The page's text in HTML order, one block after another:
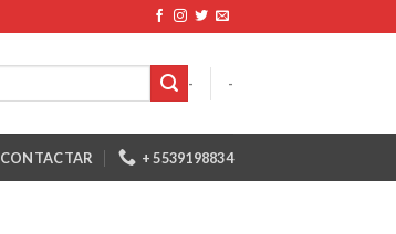
- -
CONTACTAR + 5539198834